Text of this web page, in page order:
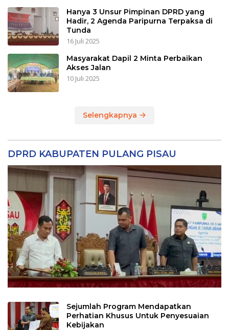
Hanya 3 Unsur Pimpinan DPRD yang
Hadir, 2 Agenda Paripurna Terpaksa di
Tunda
16 Juli 2025
Masyarakat Dapil 2 Minta Perbaikan
Akses Jalan
10 Juli 2025
Selengkapnya
DPRD KABUPATEN PULANG PISAU
Sejumlah Program Mendapatkan
Perhatian Khusus Untuk Penyesuaian
Kebijakan